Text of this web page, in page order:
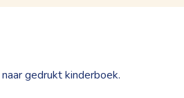
gedrukt kinderboek.